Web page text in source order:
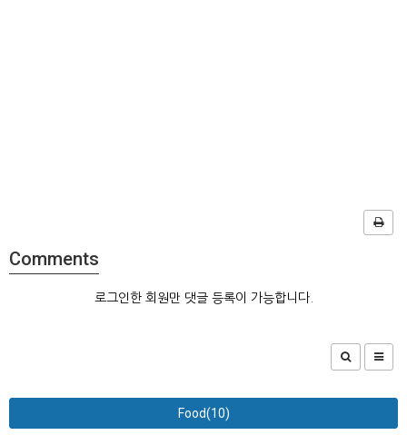
Comments
로그인한 회원만 댓글 등록이 가능합니다.
Food(10)